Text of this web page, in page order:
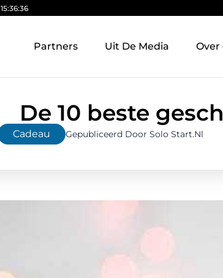
15:36:37
Partners Uit De Media Over
De 10 beste
Cadeau Gepubliceerd Door Solo Start.nl